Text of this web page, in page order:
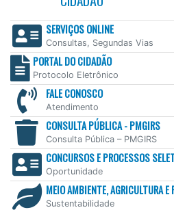
SERVIÇOS ONLINE
Consultas, Segundas Vias
PORTAL DO CIDADÃO
Protocolo Eletrônico
FALE CONOSCO
Atendimento
CONSULTA PÚBLICA - PMGIRS
Consulta Pública – PMGIRS
CONCURSOS E PROCESSOS
Oportunidade
MEIO AMBIENTE, AGRICULTURA E
Sustentabilidade